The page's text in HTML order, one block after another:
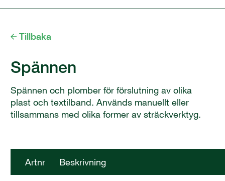
Tillbaka
Spännen
Spännen och plomber för förslutning av olika
plast och textilband. Används manuellt eller
tillsammans med olika former av sträckverktyg.
Artnr Beskrivning